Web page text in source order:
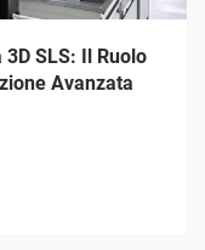
SLS: Il Ruolo
Avanzata